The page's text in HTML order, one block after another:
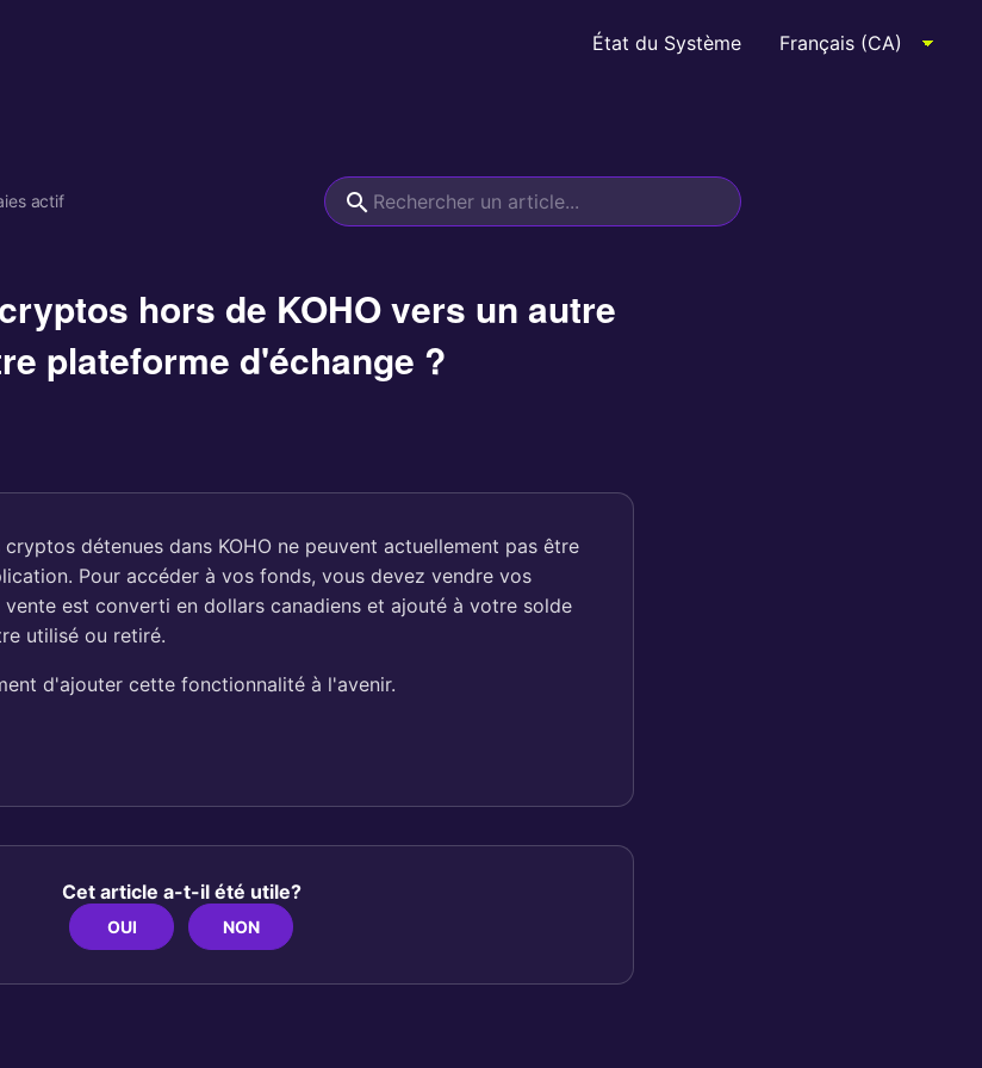
État du Système
actif
hors de KOHO vers un autre
plateforme d'échange ?
détenues dans KOHO ne peuvent actuellement pas être
Pour accéder à vos fonds, vous devez vendre vos
est converti en dollars canadiens et ajouté à votre solde
utilisé ou retiré.
d'ajouter cette fonctionnalité à l'avenir.
Cet article a-t-il été utile?
OUI NON